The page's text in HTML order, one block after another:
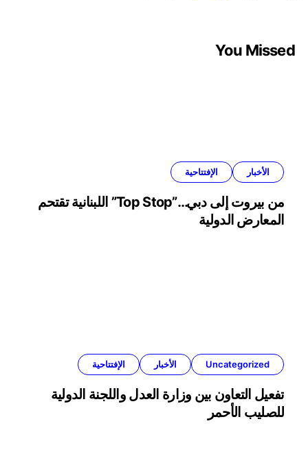
You Missed
الأخبار الإفتتاحية
من بيروت إلى دبي…”Top Stop” اللبنانية تقتحم
المعارض الدولية
Uncategorized الأخبار الإفتتاحية
تفعيل التعاون بين وزارة العدل واللجنة الدولية
للصليب الأحمر